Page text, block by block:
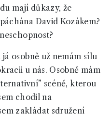
mají důkazy, že
David Kozákem?
osobně už nemám sílu
u nás. Osobně mám
scéně, kterou
chodil na
zakládat sdružení